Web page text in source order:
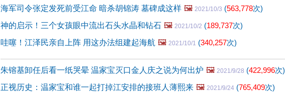
海军司令张定发死前受江命 暗杀胡锦涛 墓碑成这样 🖼️ 2021/10/3 (563,778次)
神的启示！三个女孩眼中流出石头水晶和钻石 🖼️ 2021/10/2 (189,737次)
哇噻！江泽民亲自上阵 用这办法组建起海航 🖼️ 2021/10/1 (340,257次)
朱镕基卸任后看一纸哭晕 温家宝灭口金人庆之说为何出炉 🖼️ 2021/9/28 (422,996次)
正视历史：温家宝和谁一起打掉江安排的接班人薄熙来 🖼️ 2021/9/24 (765,409次)